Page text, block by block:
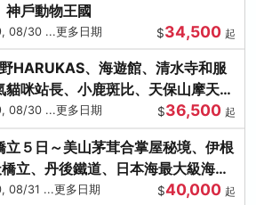
神戶動物王國
08/30 ...更多日期 $34,500 起
HARUKAS、海遊館、清水寺和服
貓咪站長、小鹿斑比、天保山摩天
08/30 ...更多日期 $36,500 起
立５日～美山茅茸合掌屋秘境、伊根
立、丹後鐵道、日本海最大級海鮮
08/31 ...更多日期 $40,000 起